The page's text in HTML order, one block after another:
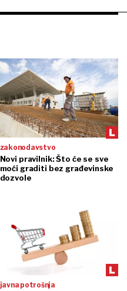
zakonodavstvo
Novi pravilnik: Što će se sve
moći graditi bez građevinske
dozvole
javna potrošnja